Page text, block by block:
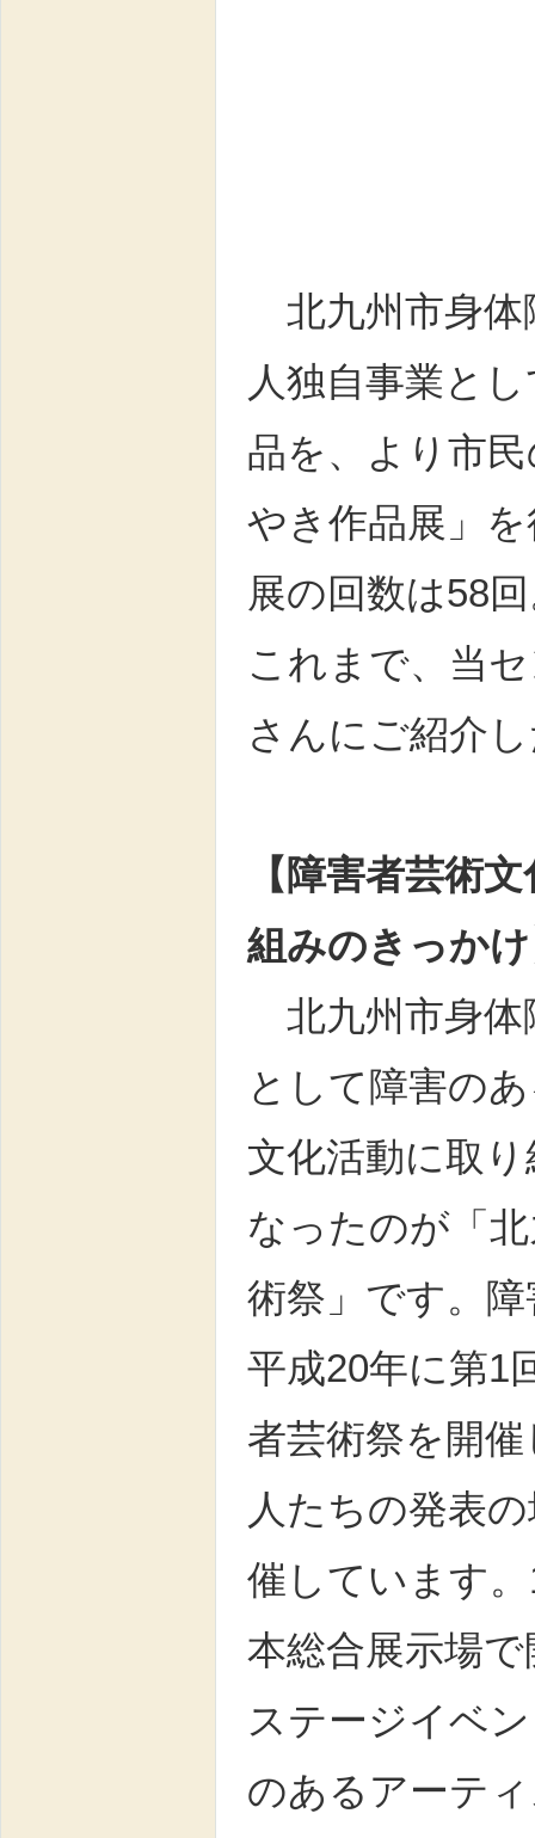
北九州市身体
人独自事業と
品を、より市
やき作品展」
展の回数は58
これまで、当
さんにご紹介
【障害者芸術
組みのきっか
北九州市身体
として障害の
文化活動に取
なったのが「
術祭」です。
平成20年に第1
者芸術祭を開
人たちの発表
催しています
本総合展示場
ステージイベ
のあるアーテ